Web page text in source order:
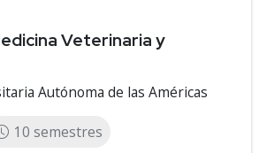
Veterinaria y
Autónoma de las Américas
10 semestres